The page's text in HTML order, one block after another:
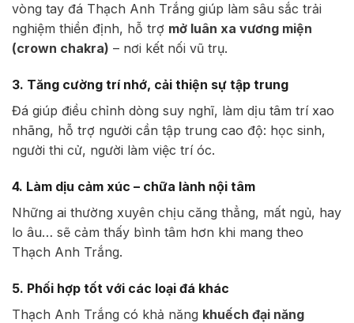
vòng tay đá Thạch Anh Trắng giúp làm sâu sắc trải
nghiệm thiền định, hỗ trợ mở luân xa vương miện
(crown chakra) – nơi kết nối vũ trụ.
3. Tăng cường trí nhớ, cải thiện sự tập trung
Đá giúp điều chỉnh dòng suy nghĩ, làm dịu tâm trí xao
nhãng, hỗ trợ người cần tập trung cao độ: học sinh,
người thi cử, người làm việc trí óc.
4. Làm dịu cảm xúc – chữa lành nội tâm
Những ai thường xuyên chịu căng thẳng, mất ngủ, hay
lo âu… sẽ cảm thấy bình tâm hơn khi mang theo
Thạch Anh Trắng.
5. Phối hợp tốt với các loại đá khác
Thạch Anh Trắng có khả năng khuếch đại năng